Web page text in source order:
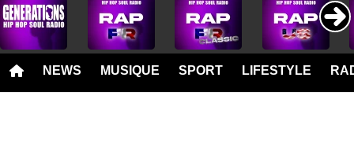
NEWS MUSIQUE SPORT LIFESTYLE